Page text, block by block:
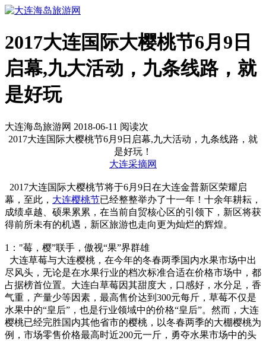
2017大连国际大樱桃节6月9日
启幕,九大活动，九条线路，就
是好玩
大连海岛旅游网 2018-06-11 阅读次
2017大连国际大樱桃节6月9日启幕,九大活动，九条线路，就
是好玩！
大连采摘网
2017大连国际大樱桃节将于6月9日在大连金普新区荣耀启
幕，至此， 大连樱桃节已经整整举办了十一年！十余年耕耘，
成绩卓越、硕果累累，在当前自贸核心区的引领下，新区将获
得前所未有的机遇，新区旅游也走向更为灿烂的辉煌。
1："莓，樱”联手，傲视“果”界群雄
大连草莓与大连樱桃，在今年的冬春两季国内水果市场中出
尽风头，无论是在水果行业的档次标准合适在价格市场中，都
占据榜首位置。大连白草莓因其甜度大，口感好，水分足，香
气重，产量少等因素，最高售价达到300元每斤，草莓不仅是
水果中的“皇后”，也是行业领域中的价格“皇后”。然而，大连
樱桃已经完胜国内其他省市的樱桃，以冬春两季的大棚樱桃为
例，市场零售价格最高时近200元一斤，勇夺水果市场中的头